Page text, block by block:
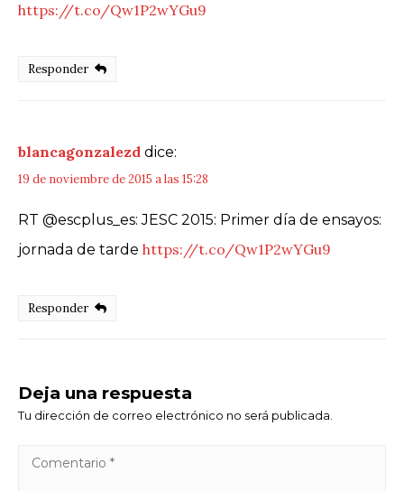
https://t.co/Qw1P2wYGu9
Responder
blancagonzalezd dice:
19 de noviembre de 2015 a las 15:28
RT @escplus_es: JESC 2015: Primer día de ensayos:
jornada de tarde https://t.co/Qw1P2wYGu9
Responder
Deja una respuesta
Tu dirección de correo electrónico no será publicada.